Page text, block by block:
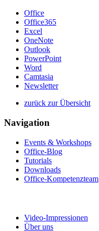
Office
Office365
Excel
OneNote
Outlook
PowerPoint
Word
Camtasia
Newsletter
zurück zur Übersicht
Navigation
Events & Workshops
Office-Blog
Tutorials
Downloads
Office-Kompetenzteam
Video-Impressionen
Über uns